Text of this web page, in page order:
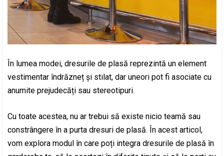
În lumea modei, dresurile de plasă reprezintă un element
vestimentar îndrăzneț și stilat, dar uneori pot fi asociate cu
anumite prejudecăți sau stereotipuri.
Cu toate acestea, nu ar trebui să existe nicio teamă sau
constrângere în a purta dresuri de plasă. În acest articol,
vom explora modul în care poți integra dresurile de plasă în